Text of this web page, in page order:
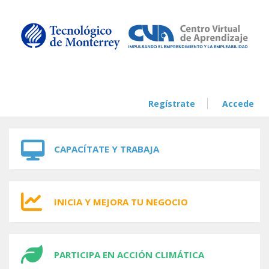
Regístrate Accede
CAPACÍTATE Y TRABAJA
INICIA Y MEJORA TU NEGOCIO
PARTICIPA EN ACCIÓN CLIMÁTICA